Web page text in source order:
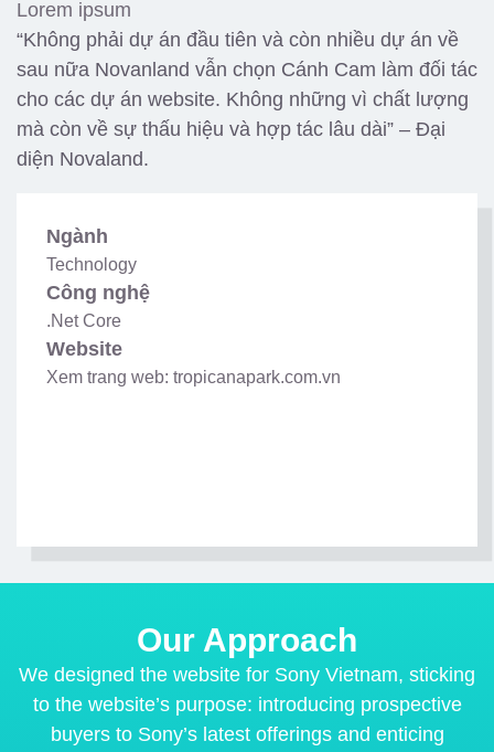
Lorem ipsum
“Không phải dự án đầu tiên và còn nhiều dự án về
sau nữa Novanland vẫn chọn Cánh Cam làm đối tác
cho các dự án website. Không những vì chất lượng
mà còn về sự thấu hiệu và hợp tác lâu dài” – Đại
diện Novaland.
Ngành
Technology
Công nghệ
.Net Core
Website
Xem trang web: tropicanapark.com.vn
Our Approach
We designed the website for Sony Vietnam, sticking
to the website’s purpose: introducing prospective
buyers to Sony’s latest offerings and enticing